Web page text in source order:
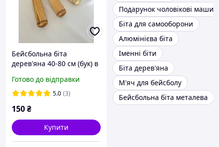
Бейсбольна біта
дерев'яна 40-80 см (бук) в
біта з дерева для авто та
подарунку оптом
Готово до відправки
5.0 (3)
150₴
Купити
Подарунок чоловікові
Біта для самооборони
Алюмінієва біта
Іменні біти
Біта дерев'яна
М'яч для бейсболу
Бейсбольна біта металева